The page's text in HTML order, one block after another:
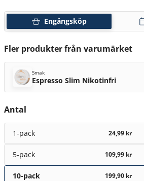
Engångsköp
Fler produkter från varumärket
Smak
Espresso Slim Nikotinfri
Antal
1-pack 24,99 kr
5-pack 109,99 kr
10-pack 199,90 kr